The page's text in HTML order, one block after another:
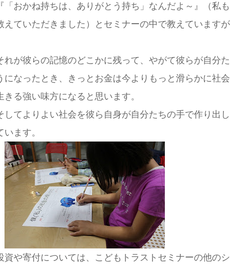
『「おかね持ちは、ありがとう持ち」なんだよ～』（私
えていただきました）とセミナーの中で教えていますが
れが彼らの記憶のどこかに残って、やがて彼らが自分
になったとき、きっとお金は今よりもっと滑らかに社
きる強い味方になると思います。
してよりよい社会を彼ら自身が自分たちの手で作り出
います。
資や寄付については、こどもトラストセミナーの他の